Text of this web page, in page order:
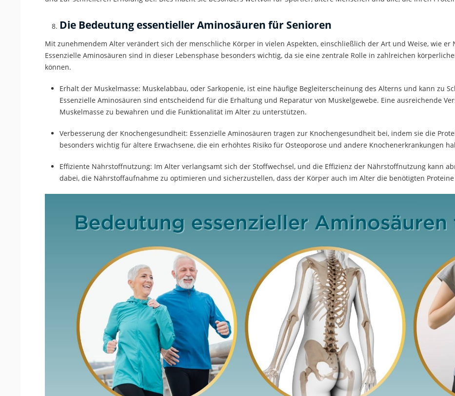
Die Bedeutung essentieller Aminosäuren für Senioren
Mit zunehmendem Alter verändert sich der menschliche Körper in vielen Aspekten, einschließlich der Art und Weise, wie
Essenzielle Aminosäuren sind in dieser Lebensphase besonders wichtig, da sie eine zentrale Rolle in zahlreichen
können.
Erhalt der Muskelmasse: Muskelabbau, oder Sarkopenie, ist eine häufige Begleiterscheinung des Alterns und kann zu
Essenzielle Aminosäuren sind entscheidend für die Erhaltung und Reparatur von Muskelgewebe. Eine ausreichende
Muskelmasse zu bewahren und die Funktionalität im Alter zu unterstützen.
Verbesserung der Knochengesundheit: Essenzielle Aminosäuren tragen zur Knochengesundheit bei, indem sie die
besonders wichtig für ältere Erwachsene, die ein erhöhtes Risiko für Osteoporose und andere Knochenerkrankungen
Effiziente Nährstoffnutzung: Im Alter verlangsamt sich der Stoffwechsel, und die Effizienz der Nährstoffnutzung kann
dabei, die Nährstoffaufnahme zu optimieren und sicherzustellen, dass der Körper auch im Alter die benötigten